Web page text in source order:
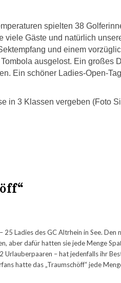
spielten 38
Gäste und natürlich
und einem
ausgelost. Ein großes
Ein schöner Ladies-Open-
in 3 Klassen vergeben (Foto
Ladies des GC Altrhein in See. Den
aber dafür hatten sie jede Menge
– hat jedenfalls ihr
hatte das „Traumschöff“ jede